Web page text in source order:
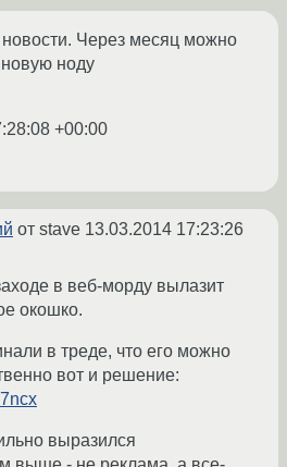
Через месяц можно
новую ноду
+00:00
от stave 13.03.2014 17:23:26
в веб-морду вылазит
окошко.
в треде, что его можно
вот и решение:
выразился